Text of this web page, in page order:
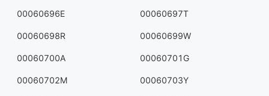
00060696E 00060697T
00060698R 00060699W
00060700A 00060701G
00060702M 00060703Y